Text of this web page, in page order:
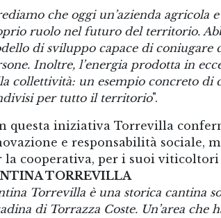
che oggi un’azienda
ruolo nel futuro del territorio.
di sviluppo capace di coniugare
Inoltre, l’energia prodotta in
collettività: un esempio concreto di
per tutto il territorio".
questa iniziativa Torrevilla
e responsabilità sociale,
la cooperativa, per i suoi viticoltori
TORREVILLA
Torrevilla è una storica cantina
di Torrazza Coste. Un’area